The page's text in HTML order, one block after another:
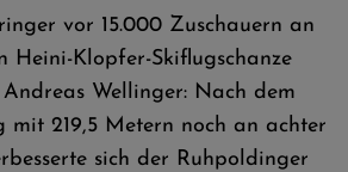
vor 15.000 Zuschauern an
Heini-Klopfer-Skiflugschanze
Wellinger: Nach dem
mit 219,5 Metern noch an achter
sich der Ruhpoldinger